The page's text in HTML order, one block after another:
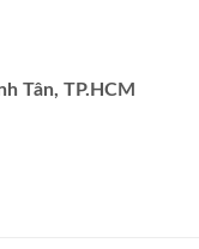
Tân, TP.HCM